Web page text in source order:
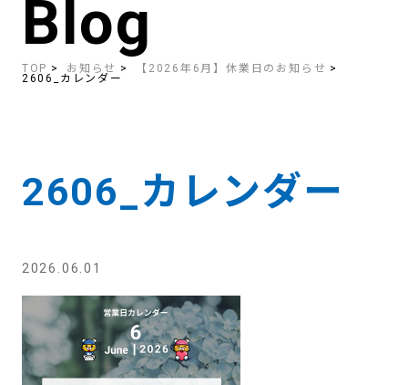
Blog
TOP お知らせ 【2026年6月】休業日のお知らせ
2606_カレンダー
2606_カレンダー
2026.06.01